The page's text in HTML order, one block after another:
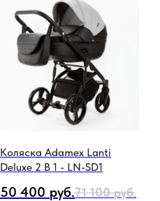
Коляска Adamex Lanti
Deluxe 2 В 1 - LN-SD1
50 400 руб.71 100 руб.